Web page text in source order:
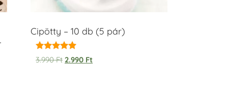
Cipötty – 10 db (5 pár)
Értékelés:
5.00
3.990Ft 2.990 Ft